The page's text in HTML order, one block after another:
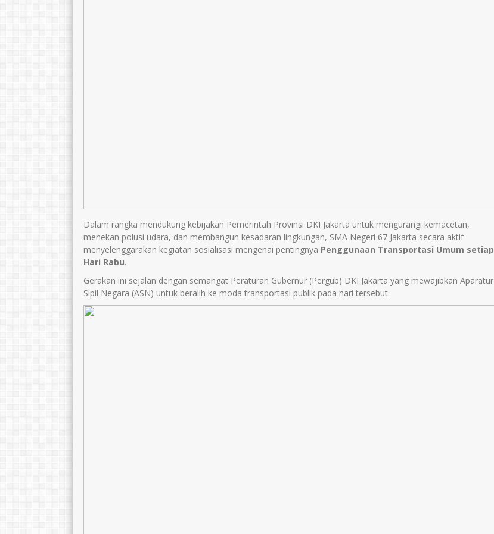
Dalam rangka mendukung kebijakan Pemerintah Provinsi DKI Jakarta untuk mengurangi kemacetan,
menekan polusi udara, dan membangun kesadaran lingkungan, SMA Negeri 67 Jakarta secara aktif
menyelenggarakan kegiatan sosialisasi mengenai pentingnya Penggunaan Transportasi Umum setiap
Hari Rabu.
Gerakan ini sejalan dengan semangat Peraturan Gubernur (Pergub) DKI Jakarta yang mewajibkan Aparatur
Sipil Negara (ASN) untuk beralih ke moda transportasi publik pada hari tersebut.